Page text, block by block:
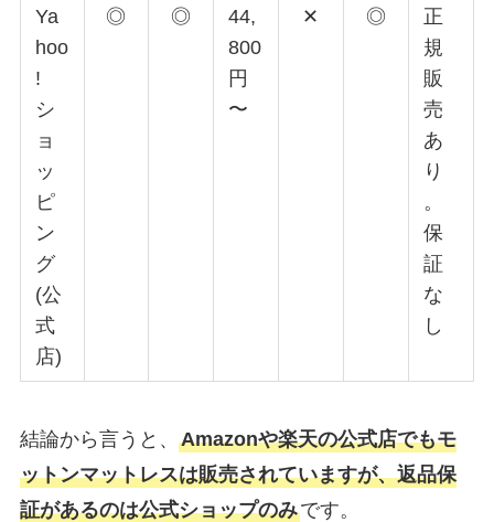
Ya
hoo
!
シ
ョ
ッ
ピ
ン
グ
(公
式
店)
◎ ◎
44,
800
円
〜
✕ ◎
正
規
販
売
あ
り
。
保
証
な
し
結論から言うと、 Amazonや楽天の公式店でもモ
ットンマットレスは販売されていますが、返品保
証があるのは公式ショップのみです。